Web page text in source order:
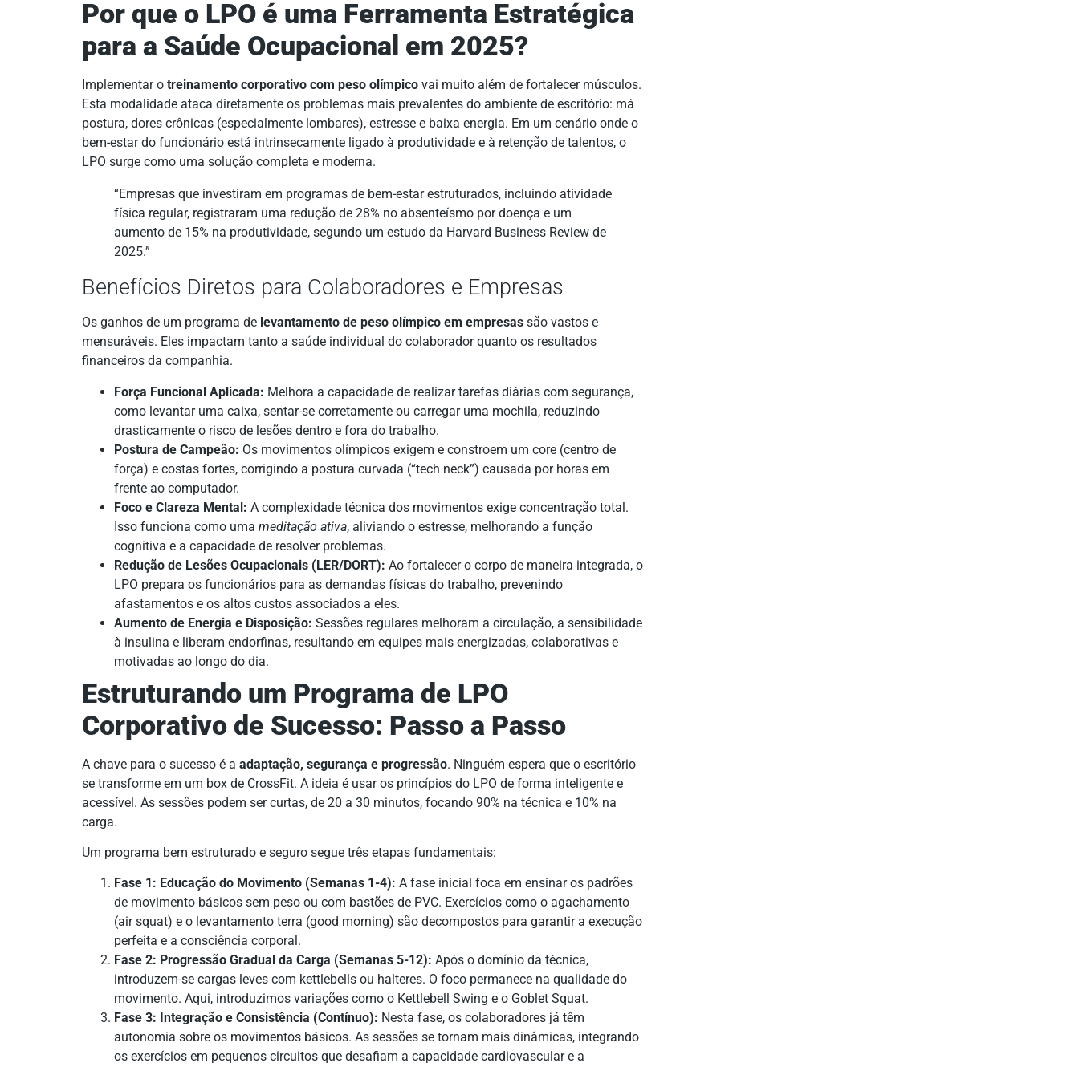
Por que o LPO é uma Ferramenta Estratégica
para a Saúde Ocupacional em 2025?
Implementar o treinamento corporativo com peso olímpico vai muito além de fortalecer músculos.
Esta modalidade ataca diretamente os problemas mais prevalentes do ambiente de escritório: má
postura, dores crônicas (especialmente lombares), estresse e baixa energia. Em um cenário onde o
bem-estar do funcionário está intrinsecamente ligado à produtividade e à retenção de talentos, o
LPO surge como uma solução completa e moderna.
“Empresas que investiram em programas de bem-estar estruturados, incluindo atividade
física regular, registraram uma redução de 28% no absenteísmo por doença e um
aumento de 15% na produtividade, segundo um estudo da Harvard Business Review de
2025.”
Benefícios Diretos para Colaboradores e Empresas
Os ganhos de um programa de levantamento de peso olímpico em empresas são vastos e
mensuráveis. Eles impactam tanto a saúde individual do colaborador quanto os resultados
financeiros da companhia.
Força Funcional Aplicada: Melhora a capacidade de realizar tarefas diárias com segurança,
como levantar uma caixa, sentar-se corretamente ou carregar uma mochila, reduzindo
drasticamente o risco de lesões dentro e fora do trabalho.
Postura de Campeão: Os movimentos olímpicos exigem e constroem um core (centro de
força) e costas fortes, corrigindo a postura curvada (“tech neck”) causada por horas em
frente ao computador.
Foco e Clareza Mental: A complexidade técnica dos movimentos exige concentração total.
Isso funciona como uma meditação ativa, aliviando o estresse, melhorando a função
cognitiva e a capacidade de resolver problemas.
Redução de Lesões Ocupacionais (LER/DORT): Ao fortalecer o corpo de maneira integrada, o
LPO prepara os funcionários para as demandas físicas do trabalho, prevenindo
afastamentos e os altos custos associados a eles.
Aumento de Energia e Disposição: Sessões regulares melhoram a circulação, a sensibilidade
à insulina e liberam endorfinas, resultando em equipes mais energizadas, colaborativas e
motivadas ao longo do dia.
Estruturando um Programa de LPO
Corporativo de Sucesso: Passo a Passo
A chave para o sucesso é a adaptação, segurança e progressão. Ninguém espera que o escritório
se transforme em um box de CrossFit. A ideia é usar os princípios do LPO de forma inteligente e
acessível. As sessões podem ser curtas, de 20 a 30 minutos, focando 90% na técnica e 10% na
carga.
Um programa bem estruturado e seguro segue três etapas fundamentais:
Fase 1: Educação do Movimento (Semanas 1-4): A fase inicial foca em ensinar os padrões
de movimento básicos sem peso ou com bastões de PVC. Exercícios como o agachamento
(air squat) e o levantamento terra (good morning) são decompostos para garantir a execução
perfeita e a consciência corporal.
Fase 2: Progressão Gradual da Carga (Semanas 5-12): Após o domínio da técnica,
introduzem-se cargas leves com kettlebells ou halteres. O foco permanece na qualidade do
movimento. Aqui, introduzimos variações como o Kettlebell Swing e o Goblet Squat.
Fase 3: Integração e Consistência (Contínuo): Nesta fase, os colaboradores já têm
autonomia sobre os movimentos básicos. As sessões se tornam mais dinâmicas, integrando
os exercícios em pequenos circuitos que desafiam a capacidade cardiovascular e a